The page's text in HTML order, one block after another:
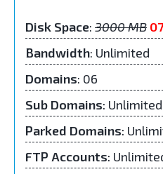
Disk Space: 3000 MB
Bandwidth: Unlimited
Domains: 06
Sub Domains: Unlimited
Parked Domains:
FTP Accounts: